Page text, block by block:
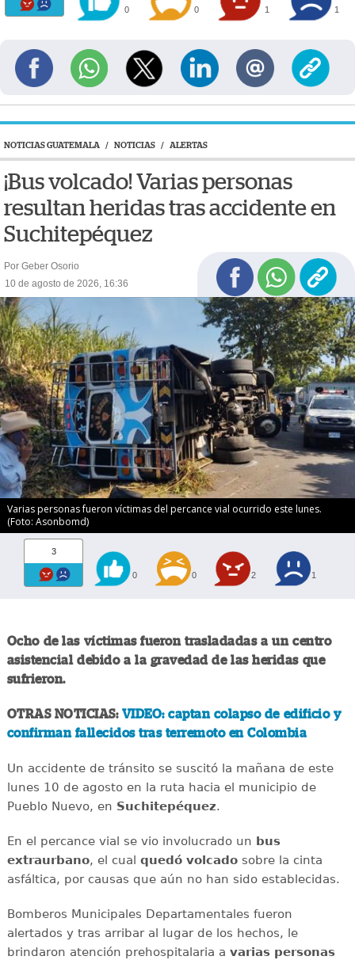
0 0 1 1
NOTICIAS GUATEMALA / NOTICIAS / ALERTAS
¡Bus volcado! Varias personas
resultan heridas tras accidente en
Suchitepéquez
Por Geber Osorio
10 de agosto de 2026, 16:36
Varias personas fueron víctimas del percance vial ocurrido este lunes.
(Foto: Asonbomd)
3
0 0 2 1
Ocho de las víctimas fueron trasladadas a un centro
asistencial debido a la gravedad de las heridas que
sufrieron.
OTRAS NOTICIAS: VIDEO: captan colapso de edificio y
confirman fallecidos tras terremoto en Colombia
Un accidente de tránsito se suscitó la mañana de este
lunes 10 de agosto en la ruta hacia el municipio de
Pueblo Nuevo, en Suchitepéquez.
En el percance vial se vio involucrado un bus
extraurbano, el cual quedó volcadosobre la cinta
asfáltica, por causas que aún no han sido establecidas.
Bomberos Municipales Departamentales fueron
alertados y tras arribar al lugar de los hechos, le
brindaron atención prehospitalaria a varias personas